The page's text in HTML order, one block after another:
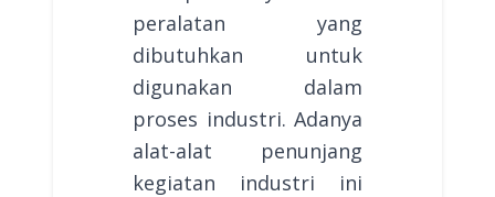
peralatan yang
dibutuhkan untuk
digunakan dalam
proses industri. Adanya
alat-alat penunjang
kegiatan industri ini